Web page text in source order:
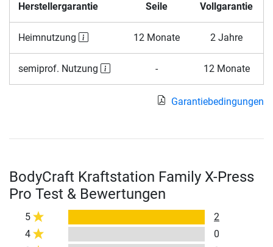
Herstellergarantie Seile Vollgarantie
Heimnutzung 12 Monate 2 Jahre
semiprof. Nutzung - 12 Monate
Garantiebedingungen
BodyCraft Kraftstation Family X-Press
Pro Test & Bewertungen
5
2
4
0